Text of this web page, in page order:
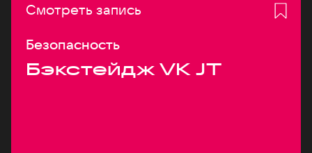
Смотреть запись
Безопасность
Бэкстейдж VK JT